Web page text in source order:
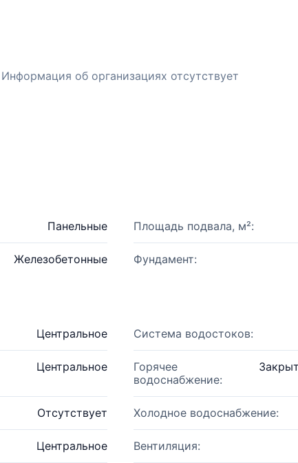
Информация об организациях отсутствует
Панельные Площадь подвала, м²:
Железобетонные Фундамент:
Центральное Система водостоков:
Центральное
Горячее
водоснабжение:
Отсутствует Холодное водоснабжение:
Центральное Вентиляция: